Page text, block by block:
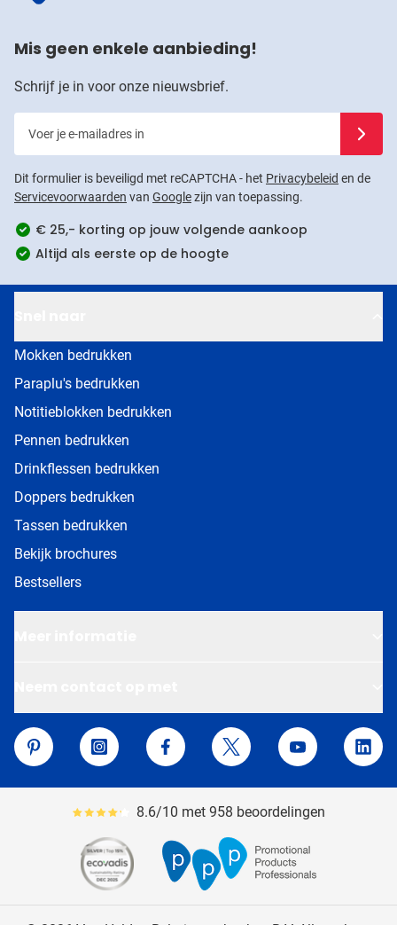
Mis geen enkele aanbieding!
Schrijf je in voor onze nieuwsbrief.
Dit formulier is beveiligd met reCAPTCHA - het Privacybeleid en de
Servicevoorwaarden van Googlezijn van toepassing.
€ 25,- korting op jouw volgende aankoop
Altijd als eerste op de hoogte
Mokken bedrukken
Paraplu's bedrukken
Notitieblokken bedrukken
Pennen bedrukken
Drinkflessen bedrukken
Doppers bedrukken
Tassen bedrukken
Bekijk brochures
Bestsellers
Van Helden Relatiegeschenken
Pinterest
Instagram Facebook Twitter YouTube
Gemiddeld reviewpercentage is 86
8.6/10 met 958 beoordelingen